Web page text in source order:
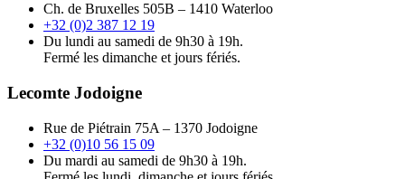
Ch. de Bruxelles 505B – 1410 Waterloo
+32 (0)2 387 12 19
Du lundi au samedi de 9h30 à 19h.
Fermé les dimanche et jours fériés.
Lecomte Jodoigne
Rue de Piétrain 75A – 1370 Jodoigne
+32 (0)10 56 15 09
Du mardi au samedi de 9h30 à 19h.